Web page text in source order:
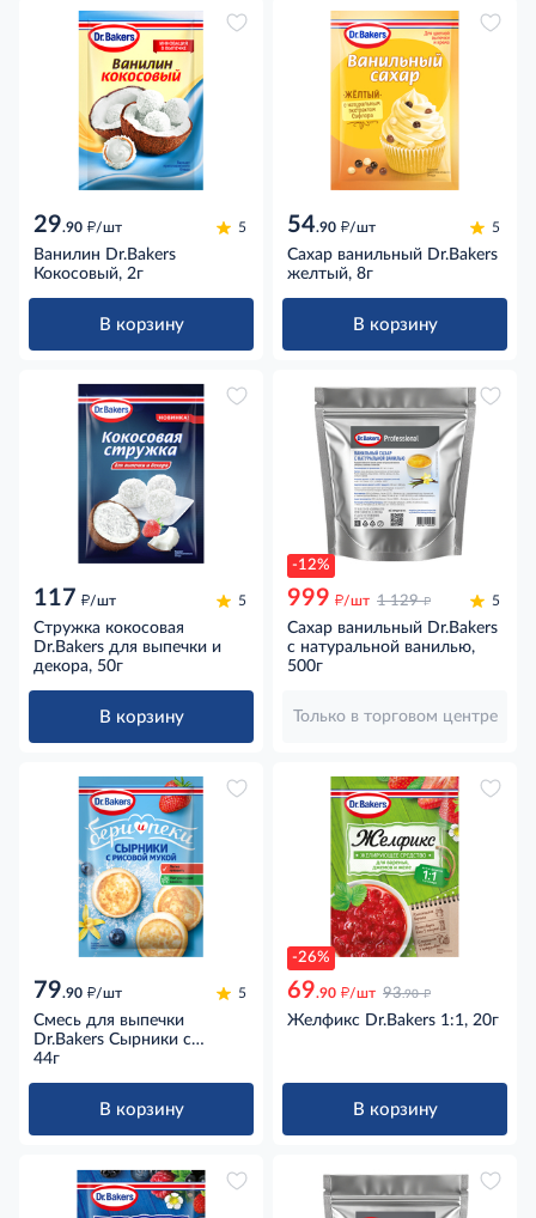
29.90 д/шт 5
Ванилин Dr.Bakers
Кокосовый, 2г
В корзину
54.90 д/шт 5
Сахар ванильный Dr.Bakers
желтый, 8г
В корзину
117 д/шт 5
Стружка кокосовая
Dr.Bakers для выпечки и
декора, 50г
В корзину
-12%
999 д/шт 1 129 д 5
Сахар ванильный Dr.Bakers
с натуральной ванилью,
500г
Только в торговом центре
79.90 д/шт 5
Смесь для выпечки
Dr.Bakers Сырники с
рисовой мукой Бери и
44г
В корзину
-26%
69.90 д/шт 93.90 д
Желфикс Dr.Bakers 1:1, 20г
В корзину